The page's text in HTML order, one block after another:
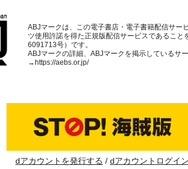
ABJマークは、この電子書店・電子書籍配信サー
ツ使用許諾を得た正規版配信サービスであること
6091713号）です。
ABJマークの詳細、ABJマークを掲示しているサ
→https://aebs.or.jp/
dアカウントを発行する dアカウントログイン